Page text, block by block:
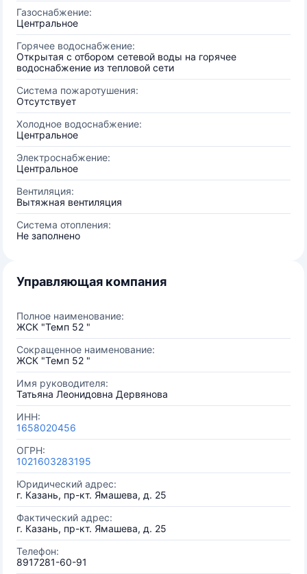
Газоснабжение:
Центральное
Горячее водоснабжение:
Открытая с отбором сетевой воды на горячее
водоснабжение из тепловой сети
Система пожаротушения:
Отсутствует
Холодное водоснабжение:
Центральное
Электроснабжение:
Центральное
Вентиляция:
Вытяжная вентиляция
Система отопления:
Не заполнено
Управляющая компания
Полное наименование:
ЖСК "Темп 52 "
Сокращенное наименование:
ЖСК "Темп 52 "
Имя руководителя:
Татьяна Леонидовна Дервянова
ИНН:
1658020456
ОГРН:
1021603283195
Юридический адрес:
г. Казань, пр-кт. Ямашева, д. 25
Фактический адрес:
г. Казань, пр-кт. Ямашева, д. 25
Телефон:
8917281-60-91